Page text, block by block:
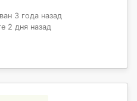
3 года назад
2 дня назад